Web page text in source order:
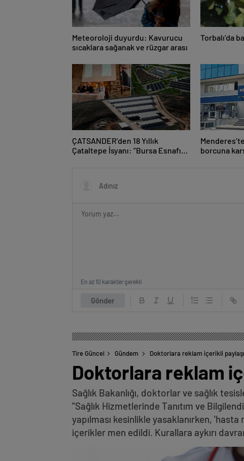
Meteoroloji duyurdu: Kavurucu
sıcaklara sağanak ve rüzgar arası
Torbalı’da
ÇATSANDER’den 18 Yıllık
Çataltepe İsyanı: “Bursa Esnafını
borcuna
Gönder
En az 10 karakter gerekli
Tire Güncel Gündem Doktorlara reklam içerikli
Doktorlara reklam
Sağlık Bakanlığı, doktorlar ve sağlık
"Sağlık Hizmetlerinde Tanıtım ve
yapılması kesinlikle yasaklanırken,
içerikler men edildi. Kurallara aykırı